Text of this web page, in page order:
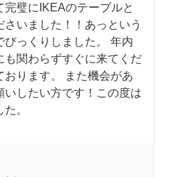
完璧にIKEAのテーブルと
いました！！あっという
びっくりしました。 年内
も関わらずすぐに来てくだ
おります。 また機会があ
いしたい方です！この度は
。